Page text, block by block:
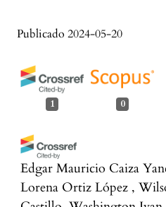
Publicado 2024-05-20
1 0
Edgar Mauricio Caiza
Lorena Ortiz López ,